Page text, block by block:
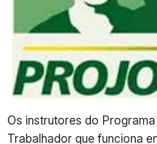
Os instrutores do
Trabalhador que funciona